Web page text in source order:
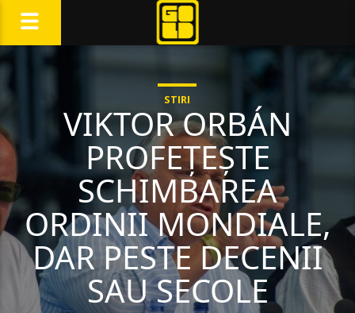
STIRI
VIKTOR ORBÁN
PROFEȚEȘTE
SCHIMBAREA
ORDINII MONDIALE,
DAR PESTE DECENII
SAU SECOLE